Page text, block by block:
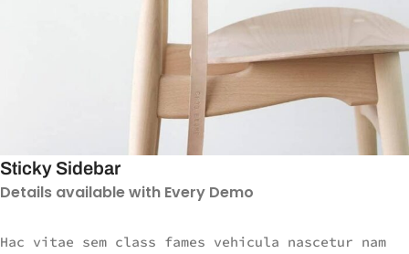
Sticky Sidebar
Details available with Every Demo
Hac vitae sem class fames vehicula nascetur nam